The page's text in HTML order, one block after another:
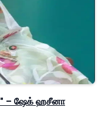
– ஷேக் ஹசீனா